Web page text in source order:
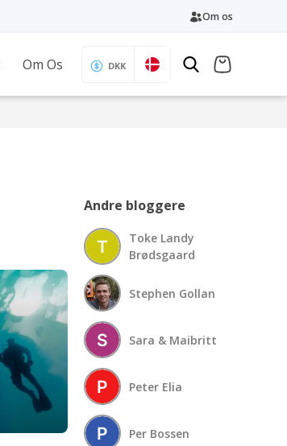
Om os
Om Os DKK
Andre bloggere
Toke Landy
Brødsgaard
Stephen Gollan
Sara & Maibritt
Peter Elia
Per Bossen